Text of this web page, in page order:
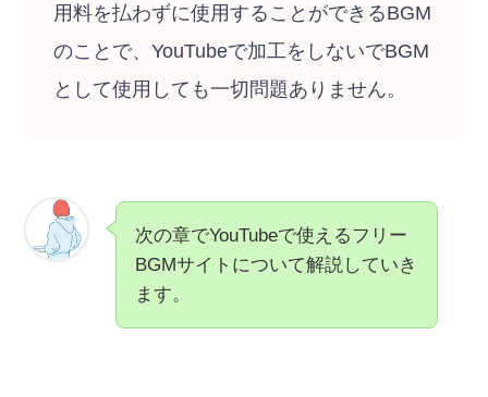
用料を払わずに使用することができるBGM
のことで、YouTubeで加工をしないでBGM
として使用しても一切問題ありません。
次の章でYouTubeで使えるフリー
BGMサイトについて解説していき
ます。